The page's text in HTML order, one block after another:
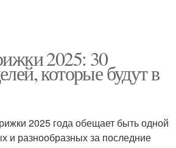
2025: 30
которые будут в
2025 года обещает быть одной
и разнообразных за последние